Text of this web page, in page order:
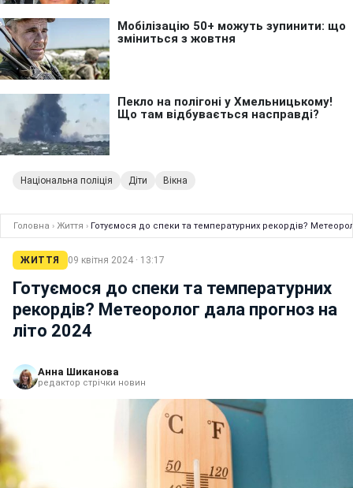
Національна поліція Діти Вікна
Головна › Життя › Готуємося до спеки та температурних рекордів?
ЖИТТЯ 09 квітня 2024 · 13:17
Готуємося до спеки та температурних
рекордів? Метеоролог дала прогноз на
літо 2024
Анна Шиканова
редактор стрічки новин